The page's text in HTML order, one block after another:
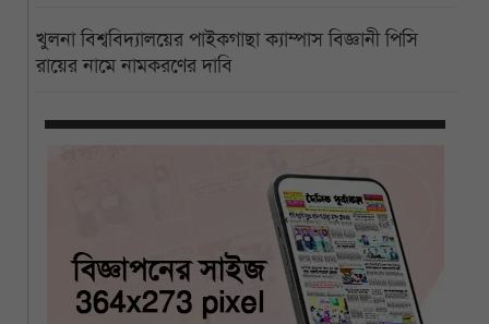
খুলনা বিশ্ববিদ্যালয়ের পাইকগাছা ক্যাম্পাস বিজ্ঞানী পিসি
রায়ের নামে নামকরণের দাবি